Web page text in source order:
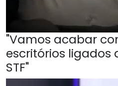
"Vamos acabar
escritórios ligados
STF"